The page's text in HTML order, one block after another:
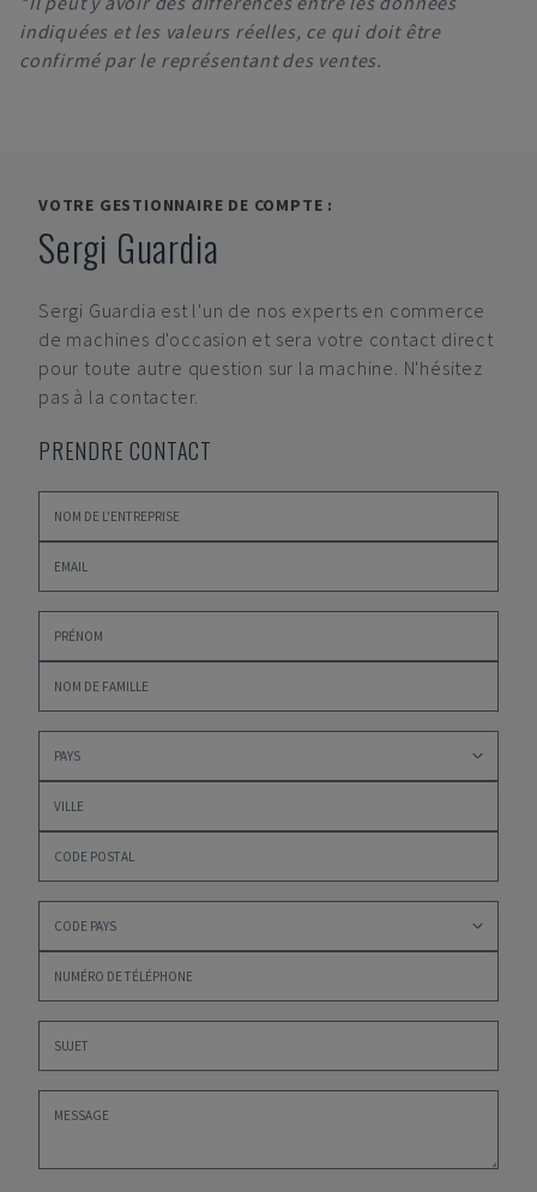
indiquées et les valeurs réelles, ce qui doit être
confirmé par le représentant des ventes.
VOTRE GESTIONNAIRE DE COMPTE :
Sergi Guardia
Sergi Guardia est l'un de nos experts en commerce
de machines d'occasion et sera votre contact direct
pour toute autre question sur la machine. N'hésitez
pas à la contacter.
PRENDRE CONTACT